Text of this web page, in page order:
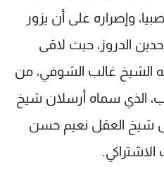
وإصراره على أن يزور
الدروز، حيث لاقى
الشيخ غالب الشوفي، من
الذي سماه أرسلان شيخ
شيخ العقل نعيم حسن